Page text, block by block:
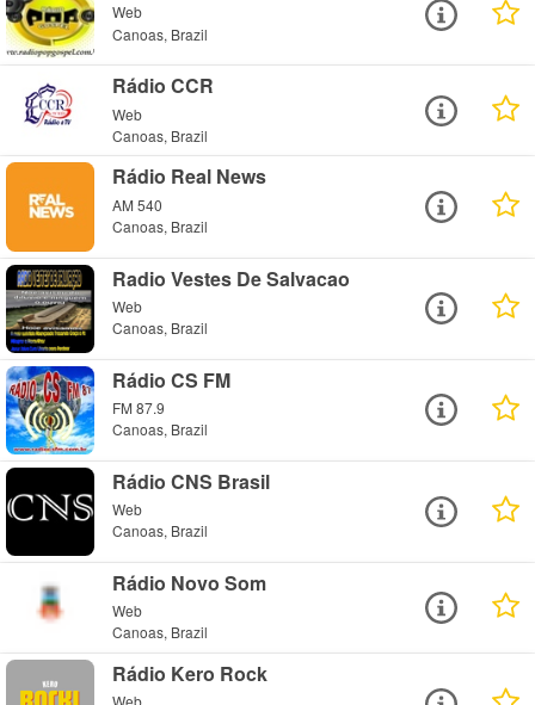
Web
Canoas, Brazil
Rádio CCR
Web
Canoas, Brazil
Rádio Real News
AM 540
Canoas, Brazil
Radio Vestes De Salvacao
Web
Canoas, Brazil
Rádio CS FM
FM 87.9
Canoas, Brazil
Rádio CNS Brasil
Web
Canoas, Brazil
Rádio Novo Som
Web
Canoas, Brazil
Rádio Kero Rock